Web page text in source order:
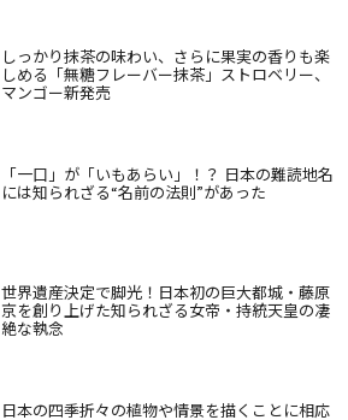
しっかり抹茶の味わい、さらに果実の香りも楽
しめる「無糖フレーバー抹茶」ストロベリー、
マンゴー新発売
「一口」が「いもあらい」！？ 日本の難読地名
には知られざる“名前の法則”があった
世界遺産決定で脚光！日本初の巨大都城・藤原
京を創り上げた知られざる女帝・持統天皇の凄
絶な執念
日本の四季折々の植物や情景を描くことに相応